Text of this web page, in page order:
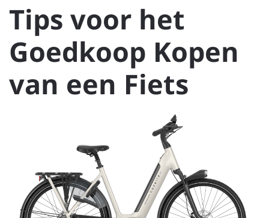
Tips voor het
Goedkoop Kopen
van een Fiets